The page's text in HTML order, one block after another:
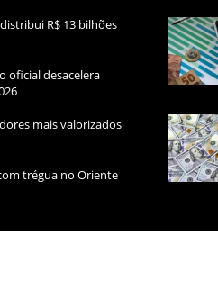
R$ 13 bilhões
oficial desacelera
mais valorizados
trégua no Oriente